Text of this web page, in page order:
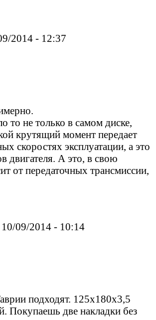
2014 - 12:37
то не только в самом диске,
крутящий момент передает
скоростях эксплуатации, а это
двигателя. А это, в свою
от передаточных трансмиссии,
09/2014 - 10:14
подходят. 125х180х3,5
Покупаешь две накладки без